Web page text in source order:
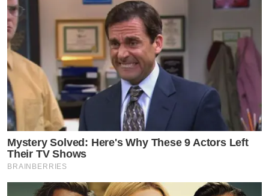
Mystery Solved: Here's Why These 9 Actors Left
Their TV Shows
BRAINBERRIES